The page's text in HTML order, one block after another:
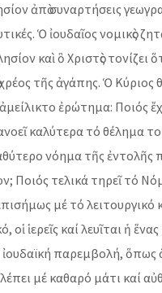
ἀπὸ συναρτήσεις
Ὁ ἰουδαῖος νομικὸς
καὶ ὃ Χριστὸς τονίζει
τῆς ἀγάπης. Ὁ Κύριος
ἐρώτημα: Ποιός
καλύτερα τό θέλημα
νόημα τῆς ἐντολῆς
Ποιός τελικά τηρεῖ τό
μέ τό λειτουργικό
οἱ ἱερεῖς καί λευῖται ἡ
παρεμβολή, ὅπως
μέ καθαρό μάτι καί